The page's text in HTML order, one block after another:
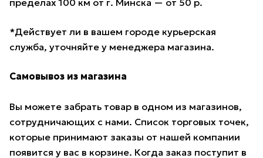
пределах 100 км от г. Минска — от 50 р.
*Действует ли в вашем городе курьерская
служба, уточняйте у менеджера магазина.
Самовывоз из магазина
Вы можете забрать товар в одном из магазинов,
сотрудничающих с нами. Список торговых точек,
которые принимают заказы от нашей компании
появится у вас в корзине. Когда заказ поступит в